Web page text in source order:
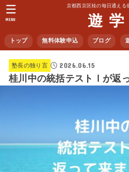
京都西京区桂の毎日通える
遊 学
トップ 無料体験申込 ブログ
MENU
塾長の独り言 2026.06.15
桂川中の統括テストⅠが返